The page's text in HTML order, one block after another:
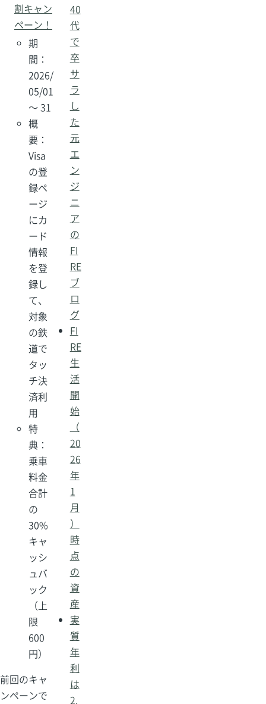
割キャン
ペーン！
期
間：
2026/
05/01
～ 31
概
要：
Visa
の登
録ペ
ージ
にカ
ード
情報
を登
録し
て、
対象
の鉄
道で
タッ
チ決
済利
用
特
典：
乗車
料金
合計
の
30%
キャ
ッシ
ュバ
ック
（上
限
600
円）
前回のキャ
ンペーンで
40
代
で
卒
サ
ラ
し
た
元
エ
ン
ジ
ニ
ア
の
FI
RE
ブ
ロ
グ
FI
RE
生
活
開
始
（
20
26
年
1
月
）
時
点
の
資
産
実
質
年
利
は
2.